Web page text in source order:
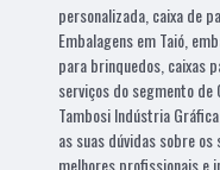
personalizada, caixa de
Embalagens em Taió,
para brinquedos, caixas
serviços do segmento de
Tambosi Indústria
as suas dúvidas sobre
melhores profissionais e